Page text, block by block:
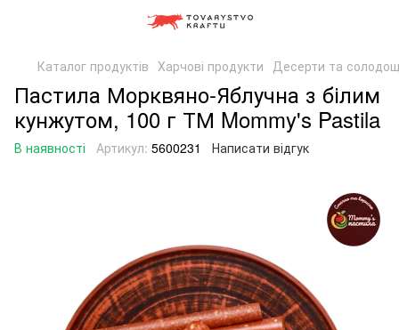
Каталог продуктів Харчові продукти Десерти та
Пастила Морквяно-Яблучна з білим
кунжутом, 100 г ТМ Mommy's Pastila
В наявності Артикул: 5600231 Написати відгук